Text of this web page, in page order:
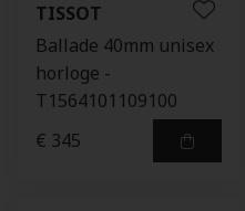
TISSOT
Ballade 40mm unisex
horloge -
T1564101109100
€ 345